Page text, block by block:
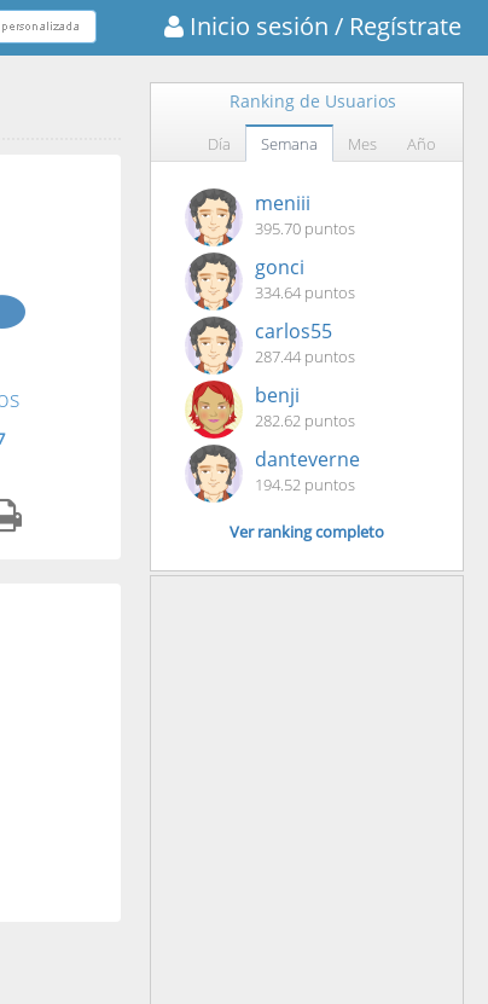
Inicio sesión / Regístrate
Ranking de Usuarios
Día Semana Mes Año
meniii
395.70 puntos
gonci
334.64 puntos
carlos55
287.44 puntos
benji
282.62 puntos
danteverne
194.52 puntos
Ver ranking completo